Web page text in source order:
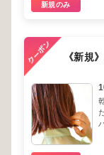
新規のみ
《新規